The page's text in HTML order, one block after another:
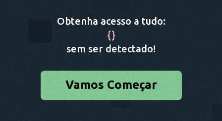
Obtenha acesso a tudo:
{}
sem ser detectado!
Vamos Começar